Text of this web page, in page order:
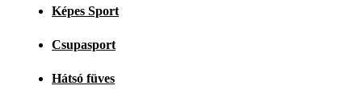
Képes Sport
Csupasport
Hátsó füves